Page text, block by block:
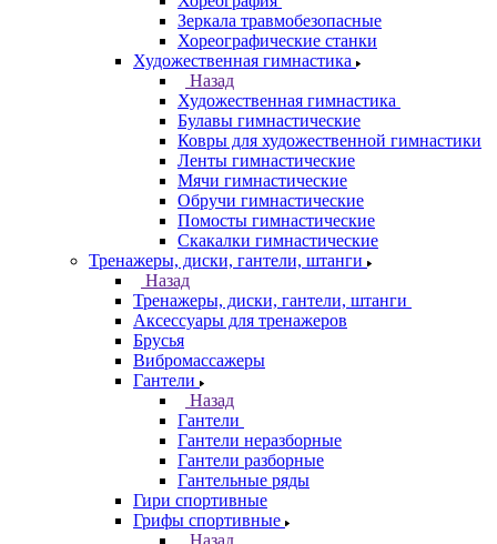
Зеркала травмобезопасные
Хореографические станки
Художественная гимнастика
Назад
Художественная гимнастика
Булавы гимнастические
Ковры для художественной гимнастики
Ленты гимнастические
Мячи гимнастические
Обручи гимнастические
Помосты гимнастические
Скакалки гимнастические
Тренажеры, диски, гантели, штанги
Назад
Тренажеры, диски, гантели, штанги
Аксессуары для тренажеров
Брусья
Вибромассажеры
Гантели
Назад
Гантели
Гантели неразборные
Гантели разборные
Гантельные ряды
Гири спортивные
Грифы спортивные
Назад